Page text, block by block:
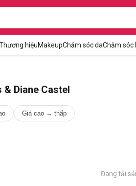
hiệuMakeupChăm sóc daChăm sóc
& Diane Castel
Giá cao → thấp
Đang tải